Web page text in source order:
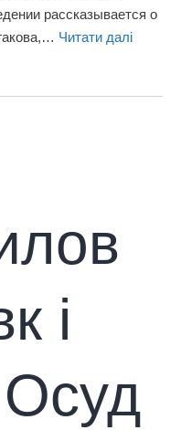
рассказывается о
Читати далі
і